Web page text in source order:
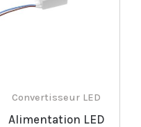
Convertisseur LED
Alimentation LED